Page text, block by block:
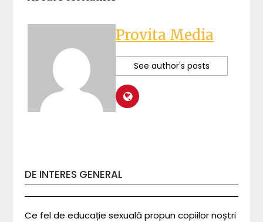
Provita Media
See author's posts
DE INTERES GENERAL
Ce fel de educație sexuală propun copiilor noștri